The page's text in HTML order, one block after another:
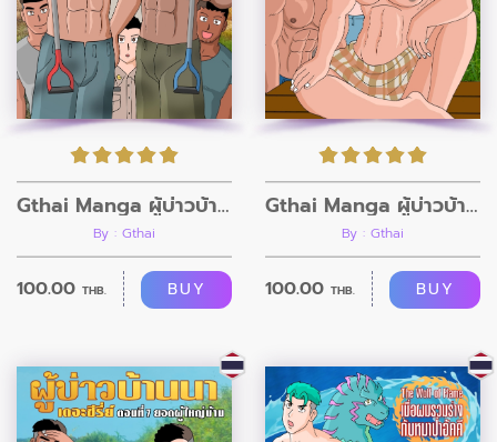
Gthai Manga ผู้บ่าวบ้านนา ตอนที่ 9 กรรมกรก่อสร้าง
By : Gthai
100.00 THB. BUY
Gthai Manga ผู้บ่าวบ้านนา ตอนที่8
By : Gthai
100.00 THB. BUY